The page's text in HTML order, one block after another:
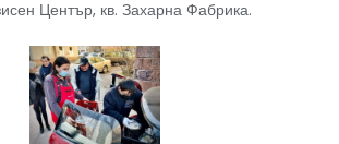
Център, кв. Захарна Фабрика.